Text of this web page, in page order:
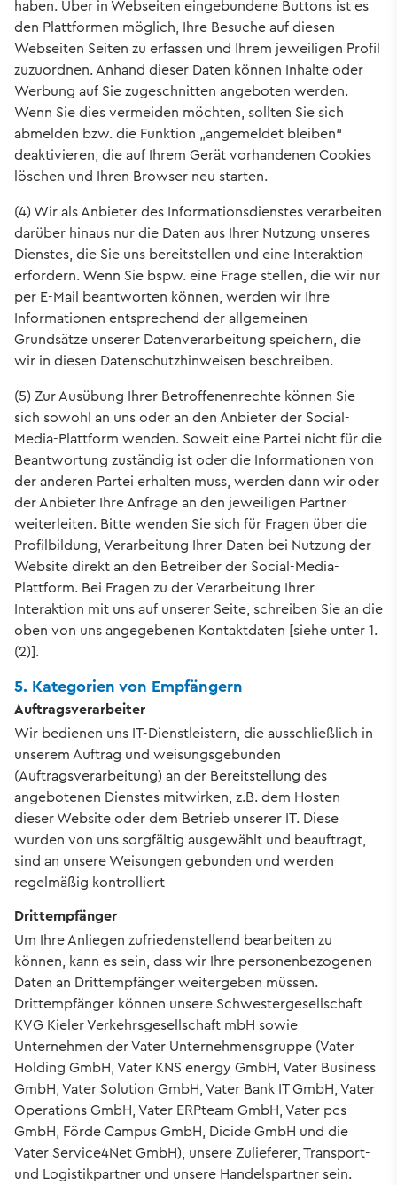
haben. Über in Webseiten eingebundene Buttons ist es
den Plattformen möglich, Ihre Besuche auf diesen
Webseiten Seiten zu erfassen und Ihrem jeweiligen Profil
zuzuordnen. Anhand dieser Daten können Inhalte oder
Werbung auf Sie zugeschnitten angeboten werden.
Wenn Sie dies vermeiden möchten, sollten Sie sich
abmelden bzw. die Funktion „angemeldet bleiben“
deaktivieren, die auf Ihrem Gerät vorhandenen Cookies
löschen und Ihren Browser neu starten.
(4) Wir als Anbieter des Informationsdienstes verarbeiten
darüber hinaus nur die Daten aus Ihrer Nutzung unseres
Dienstes, die Sie uns bereitstellen und eine Interaktion
erfordern. Wenn Sie bspw. eine Frage stellen, die wir nur
per E-Mail beantworten können, werden wir Ihre
Informationen entsprechend der allgemeinen
Grundsätze unserer Datenverarbeitung speichern, die
wir in diesen Datenschutzhinweisen beschreiben.
(5) Zur Ausübung Ihrer Betroffenenrechte können Sie
sich sowohl an uns oder an den Anbieter der Social-
Media-Plattform wenden. Soweit eine Partei nicht für die
Beantwortung zuständig ist oder die Informationen von
der anderen Partei erhalten muss, werden dann wir oder
der Anbieter Ihre Anfrage an den jeweiligen Partner
weiterleiten. Bitte wenden Sie sich für Fragen über die
Profilbildung, Verarbeitung Ihrer Daten bei Nutzung der
Website direkt an den Betreiber der Social-Media-
Plattform. Bei Fragen zu der Verarbeitung Ihrer
Interaktion mit uns auf unserer Seite, schreiben Sie an die
oben von uns angegebenen Kontaktdaten [siehe unter 1.
(2)].
5. Kategorien von Empfängern
Auftragsverarbeiter
Wir bedienen uns IT-Dienstleistern, die ausschließlich in
unserem Auftrag und weisungsgebunden
(Auftragsverarbeitung) an der Bereitstellung des
angebotenen Dienstes mitwirken, z.B. dem Hosten
dieser Website oder dem Betrieb unserer IT. Diese
wurden von uns sorgfältig ausgewählt und beauftragt,
sind an unsere Weisungen gebunden und werden
regelmäßig kontrolliert
Drittempfänger
Um Ihre Anliegen zufriedenstellend bearbeiten zu
können, kann es sein, dass wir Ihre personenbezogenen
Daten an Drittempfänger weitergeben müssen.
Drittempfänger können unsere Schwestergesellschaft
KVG Kieler Verkehrsgesellschaft mbH sowie
Unternehmen der Vater Unternehmensgruppe (Vater
Holding GmbH, Vater KNS energy GmbH, Vater Business
GmbH, Vater Solution GmbH, Vater Bank IT GmbH, Vater
Operations GmbH, Vater ERPteam GmbH, Vater pcs
GmbH, Förde Campus GmbH, Dicide GmbH und die
Vater Service4Net GmbH), unsere Zulieferer, Transport-
und Logistikpartner und unsere Handelspartner sein.